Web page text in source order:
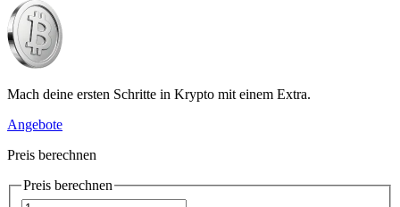
Mach deine ersten Schritte in Krypto mit einem Extra.
Angebote
Preis berechnen
Preis berechnen